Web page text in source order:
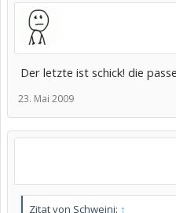
Der letzte ist schick! die
23. Mai 2009
Zitat von Schweini: ↑